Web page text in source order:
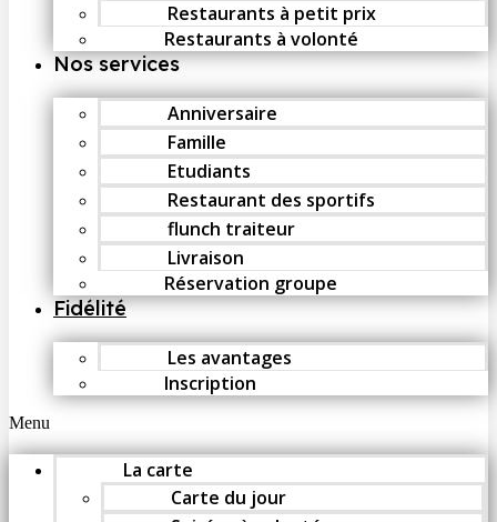
Restaurants à petit prix
Restaurants à volonté
Nos services
Anniversaire
Famille
Etudiants
Restaurant des sportifs
flunch traiteur
Livraison
Réservation groupe
Fidélité
Les avantages
Inscription
Menu
La carte
Carte du jour